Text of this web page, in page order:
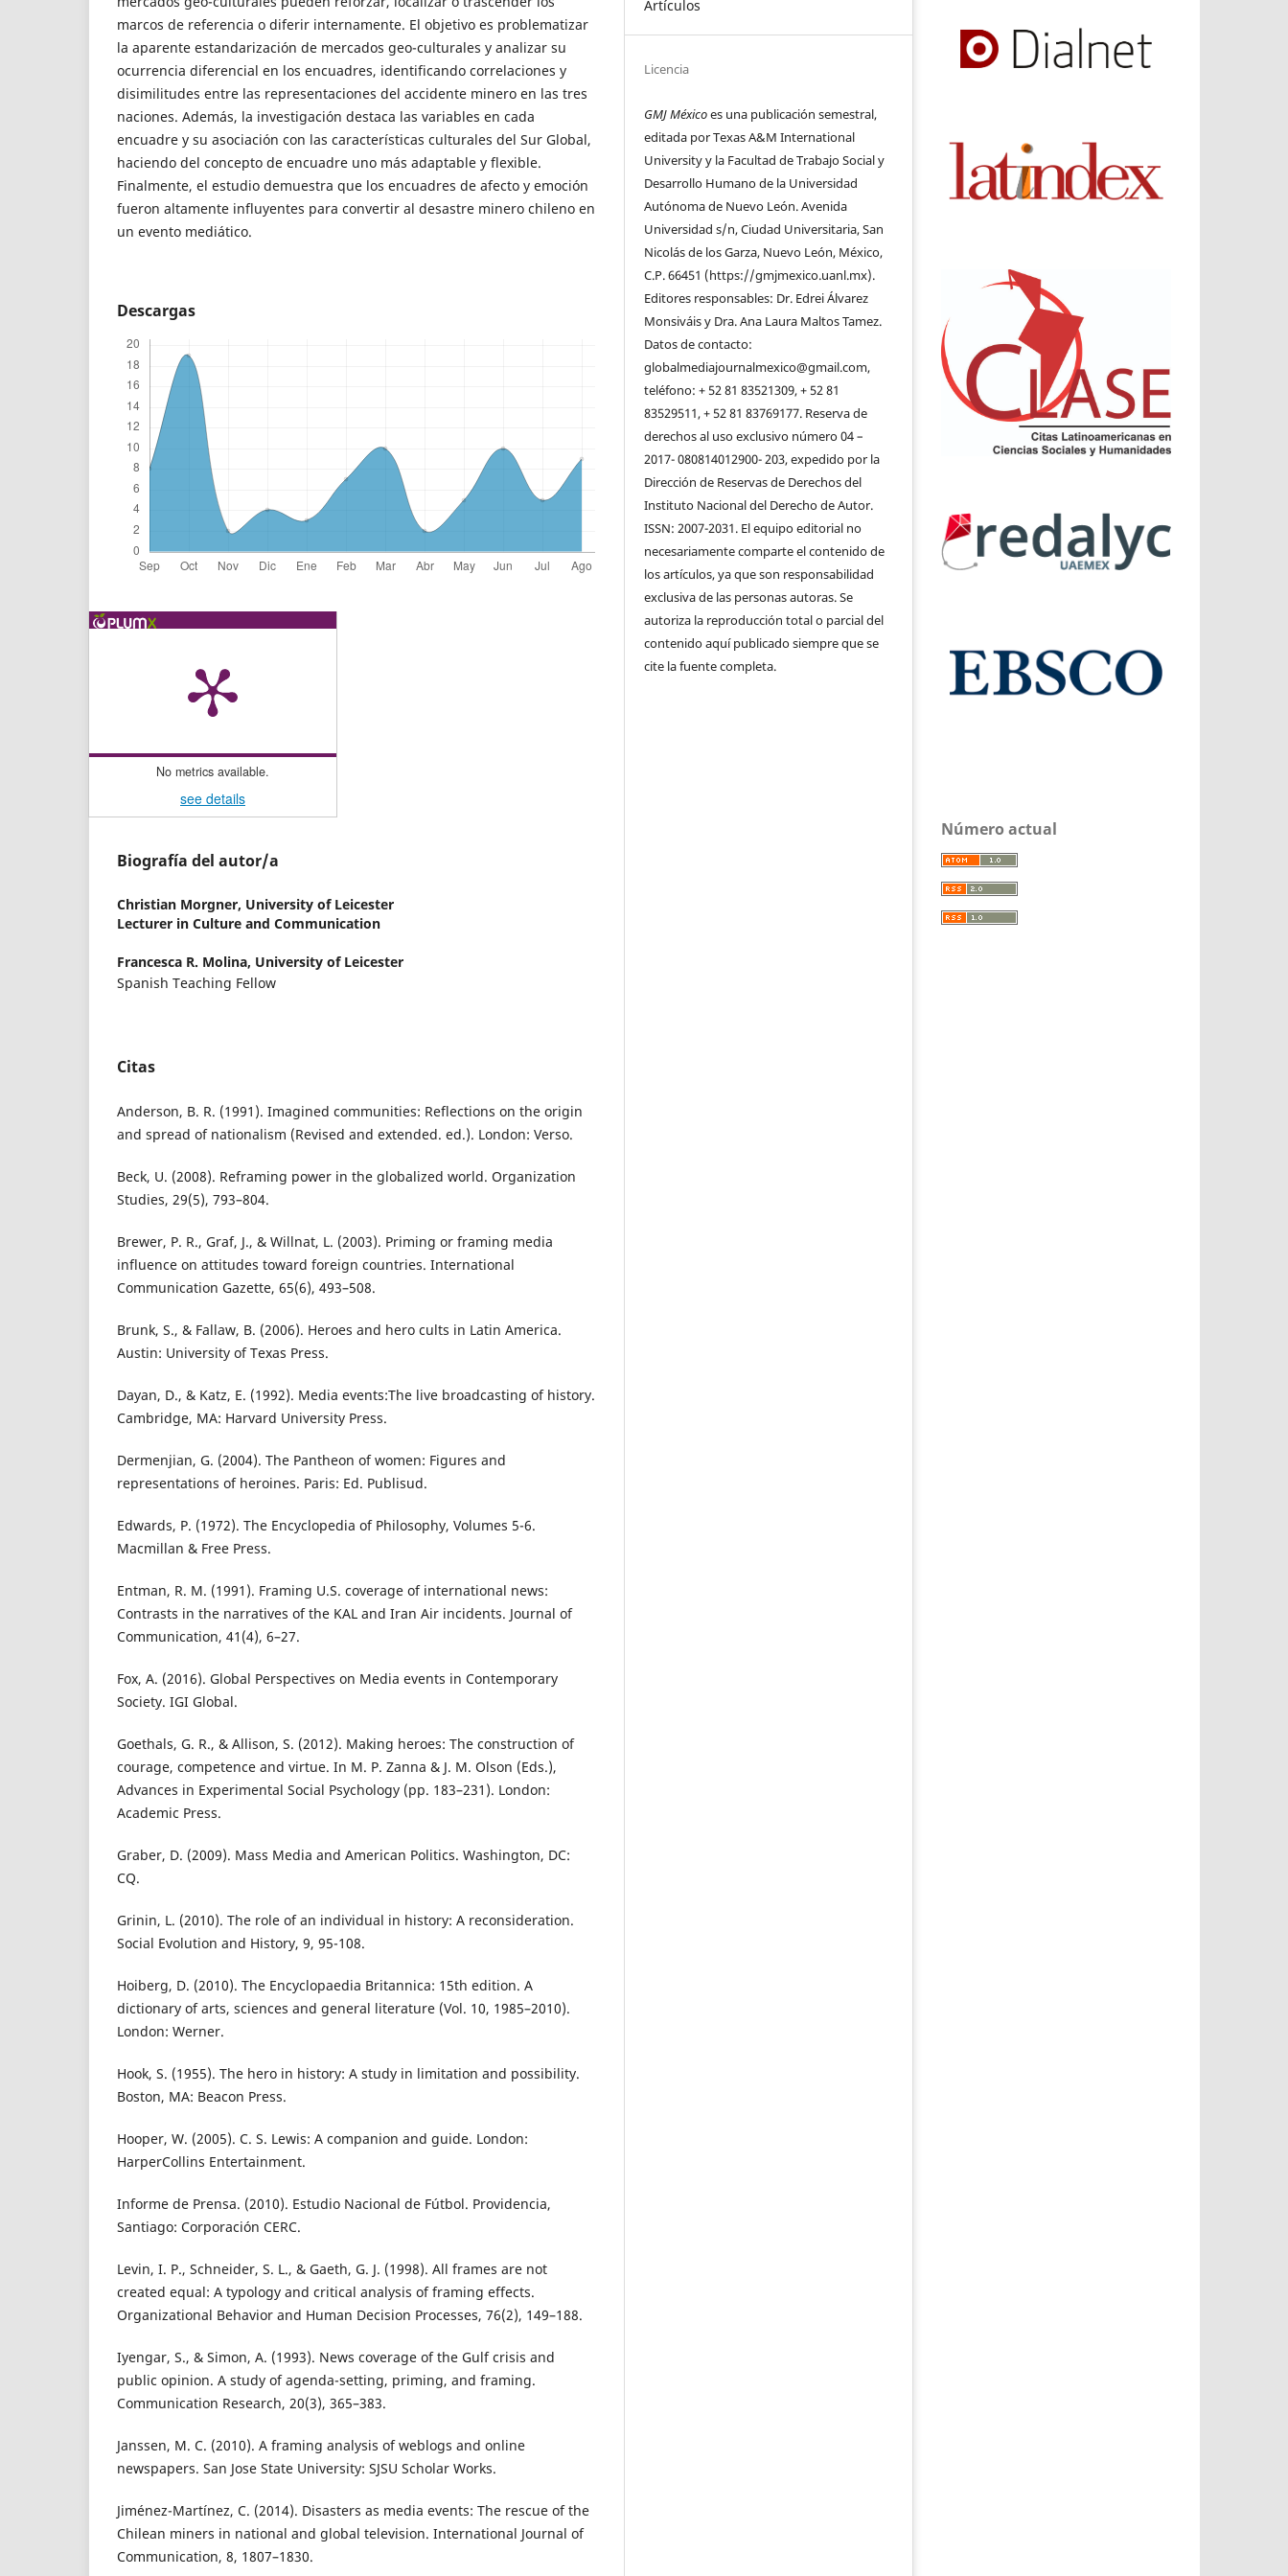
marcos de referencia o diferir internamente. El objetivo es problematizar
la aparente estandarización de mercados geo-culturales y analizar su
ocurrencia diferencial en los encuadres, identificando correlaciones y
disimilitudes entre las representaciones del accidente minero en las tres
naciones. Además, la investigación destaca las variables en cada
encuadre y su asociación con las características culturales del Sur Global,
haciendo del concepto de encuadre uno más adaptable y flexible.
Finalmente, el estudio demuestra que los encuadres de afecto y emoción
fueron altamente influyentes para convertir al desastre minero chileno en
un evento mediático.
Descargas
No metrics available.
see details
Biografía del autor/a
Christian Morgner, University of Leicester
Lecturer in Culture and Communication
Francesca R. Molina, University of Leicester
Spanish Teaching Fellow
Citas
Anderson, B. R. (1991). Imagined communities: Reflections on the origin
and spread of nationalism (Revised and extended. ed.). London: Verso.
Beck, U. (2008). Reframing power in the globalized world. Organization
Studies, 29(5), 793–804.
Brewer, P. R., Graf, J., & Willnat, L. (2003). Priming or framing media
influence on attitudes toward foreign countries. International
Communication Gazette, 65(6), 493–508.
Brunk, S., & Fallaw, B. (2006). Heroes and hero cults in Latin America.
Austin: University of Texas Press.
Dayan, D., & Katz, E. (1992). Media events:The live broadcasting of history.
Cambridge, MA: Harvard University Press.
Dermenjian, G. (2004). The Pantheon of women: Figures and
representations of heroines. Paris: Ed. Publisud.
Edwards, P. (1972). The Encyclopedia of Philosophy, Volumes 5-6.
Macmillan & Free Press.
Entman, R. M. (1991). Framing U.S. coverage of international news:
Contrasts in the narratives of the KAL and Iran Air incidents. Journal of
Communication, 41(4), 6–27.
Fox, A. (2016). Global Perspectives on Media events in Contemporary
Society. IGI Global.
Goethals, G. R., & Allison, S. (2012). Making heroes: The construction of
courage, competence and virtue. In M. P. Zanna & J. M. Olson (Eds.),
Advances in Experimental Social Psychology (pp. 183–231). London:
Academic Press.
Graber, D. (2009). Mass Media and American Politics. Washington, DC:
CQ.
Grinin, L. (2010). The role of an individual in history: A reconsideration.
Social Evolution and History, 9, 95-108.
Hoiberg, D. (2010). The Encyclopaedia Britannica: 15th edition. A
dictionary of arts, sciences and general literature (Vol. 10, 1985–2010).
London: Werner.
Hook, S. (1955). The hero in history: A study in limitation and possibility.
Boston, MA: Beacon Press.
Hooper, W. (2005). C. S. Lewis: A companion and guide. London:
HarperCollins Entertainment.
Informe de Prensa. (2010). Estudio Nacional de Fútbol. Providencia,
Santiago: Corporación CERC.
Levin, I. P., Schneider, S. L., & Gaeth, G. J. (1998). All frames are not
created equal: A typology and critical analysis of framing effects.
Organizational Behavior and Human Decision Processes, 76(2), 149–188.
Iyengar, S., & Simon, A. (1993). News coverage of the Gulf crisis and
public opinion. A study of agenda-setting, priming, and framing.
Communication Research, 20(3), 365–383.
Janssen, M. C. (2010). A framing analysis of weblogs and online
newspapers. San Jose State University: SJSU Scholar Works.
Jiménez-Martínez, C. (2014). Disasters as media events: The rescue of the
Chilean miners in national and global television. International Journal of
Communication, 8, 1807–1830.
Artículos
Licencia
GMJ Méxicoes una publicación semestral,
editada por Texas A&M International
University y la Facultad de Trabajo Social y
Desarrollo Humano de la Universidad
Autónoma de Nuevo León. Avenida
Universidad s/n, Ciudad Universitaria, San
Nicolás de los Garza, Nuevo León, México,
C.P. 66451 (https://gmjmexico.uanl.mx).
Editores responsables: Dr. Edrei Álvarez
Monsiváis y Dra. Ana Laura Maltos Tamez.
Datos de contacto:
globalmediajournalmexico@gmail.com,
teléfono: + 52 81 83521309, + 52 81
83529511, + 52 81 83769177. Reserva de
derechos al uso exclusivo número 04 –
2017- 080814012900- 203, expedido por la
Dirección de Reservas de Derechos del
Instituto Nacional del Derecho de Autor.
ISSN: 2007-2031. El equipo editorial no
necesariamente comparte el contenido de
los artículos, ya que son responsabilidad
exclusiva de las personas autoras. Se
autoriza la reproducción total o parcial del
contenido aquí publicado siempre que se
cite la fuente completa.
Número actual